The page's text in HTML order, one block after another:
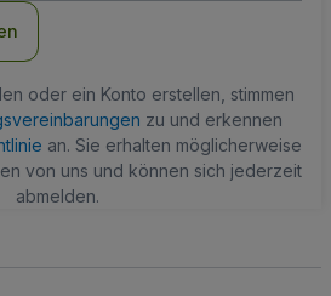
oder ein Konto erstellen, stimmen
zu und erkennen
an. Sie erhalten möglicherweise
von uns und können sich jederzeit
abmelden.